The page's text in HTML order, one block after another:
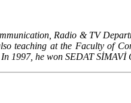
Radio & TV
teaching at the Faculty of
1997, he won SEDAT SİMAVİ